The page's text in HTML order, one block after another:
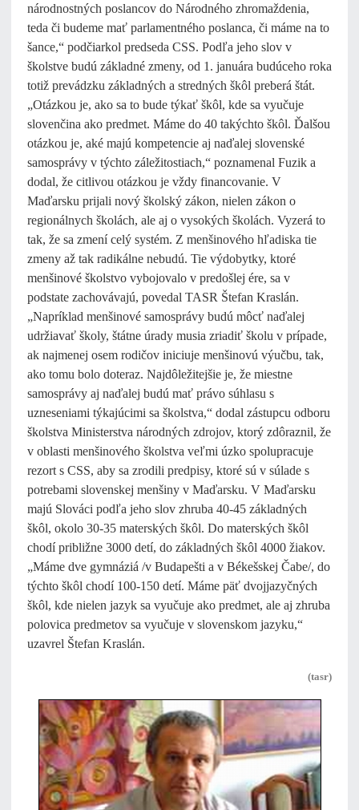
národnostných poslancov do Národného zhromaždenia,
teda či budeme mať parlamentného poslanca, či máme na to
šance,“ podčiarkol predseda CSS. Podľa jeho slov v
školstve budú základné zmeny, od 1. januára budúceho roka
totiž prevádzku základných a stredných škôl preberá štát.
„Otázkou je, ako sa to bude týkať škôl, kde sa vyučuje
slovenčina ako predmet. Máme do 40 takýchto škôl. Ďalšou
otázkou je, aké majú kompetencie aj naďalej slovenské
samosprávy v týchto záležitostiach,“ poznamenal Fuzik a
dodal, že citlivou otázkou je vždy financovanie. V
Maďarsku prijali nový školský zákon, nielen zákon o
regionálnych školách, ale aj o vysokých školách. Vyzerá to
tak, že sa zmení celý systém. Z menšinového hľadiska tie
zmeny až tak radikálne nebudú. Tie výdobytky, ktoré
menšinové školstvo vybojovalo v predošlej ére, sa v
podstate zachovávajú, povedal TASR Štefan Kraslán.
„Napríklad menšinové samosprávy budú môcť naďalej
udržiavať školy, štátne úrady musia zriadiť školu v prípade,
ak najmenej osem rodičov iniciuje menšinovú výučbu, tak,
ako tomu bolo doteraz. Najdôležitejšie je, že miestne
samosprávy aj naďalej budú mať právo súhlasu s
uzneseniami týkajúcimi sa školstva,“ dodal zástupcu odboru
školstva Ministerstva národných zdrojov, ktorý zdôraznil, že
v oblasti menšinového školstva veľmi úzko spolupracuje
rezort s CSS, aby sa zrodili predpisy, ktoré sú v súlade s
potrebami slovenskej menšiny v Maďarsku. V Maďarsku
majú Slováci podľa jeho slov zhruba 40-45 základných
škôl, okolo 30-35 materských škôl. Do materských škôl
chodí približne 3000 detí, do základných škôl 4000 žiakov.
„Máme dve gymnáziá /v Budapešti a v Békešskej Čabe/, do
týchto škôl chodí 100-150 detí. Máme päť dvojjazyčných
škôl, kde nielen jazyk sa vyučuje ako predmet, ale aj zhruba
polovica predmetov sa vyučuje v slovenskom jazyku,“
uzavrel Štefan Kraslán.
(tasr)